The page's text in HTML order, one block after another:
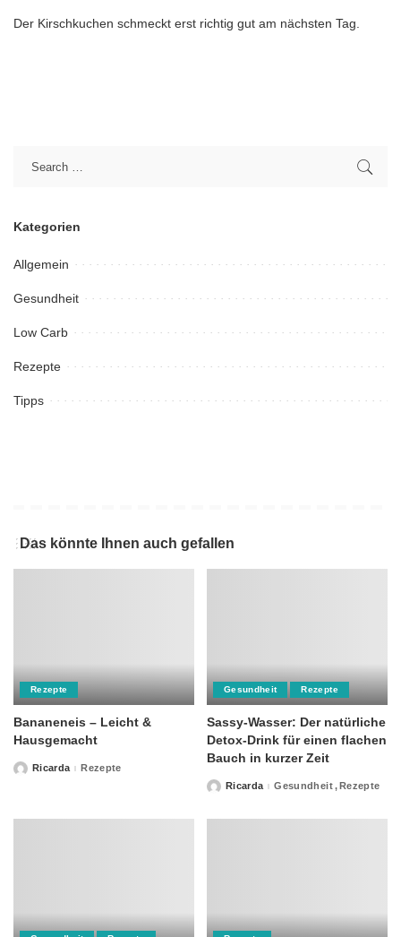
Der Kirschkuchen schmeckt erst richtig gut am nächsten Tag.
Kategorien
Allgemein
Gesundheit
Low Carb
Rezepte
Tipps
Das könnte Ihnen auch gefallen
Rezepte
Bananeneis – Leicht &
Hausgemacht
PostedRicarda Rezepte
Gesundheit Rezepte
Sassy-Wasser: Der natürliche
Detox-Drink für einen flachen
Bauch in kurzer Zeit
PostedRicarda Gesundheit Rezepte